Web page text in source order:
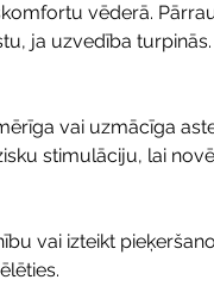
vēderā.
ja uzvedība turpinās.
vai uzmācīga
stimulāciju, lai
vai izteikt